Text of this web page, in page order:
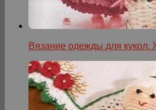
Вязание одежды для